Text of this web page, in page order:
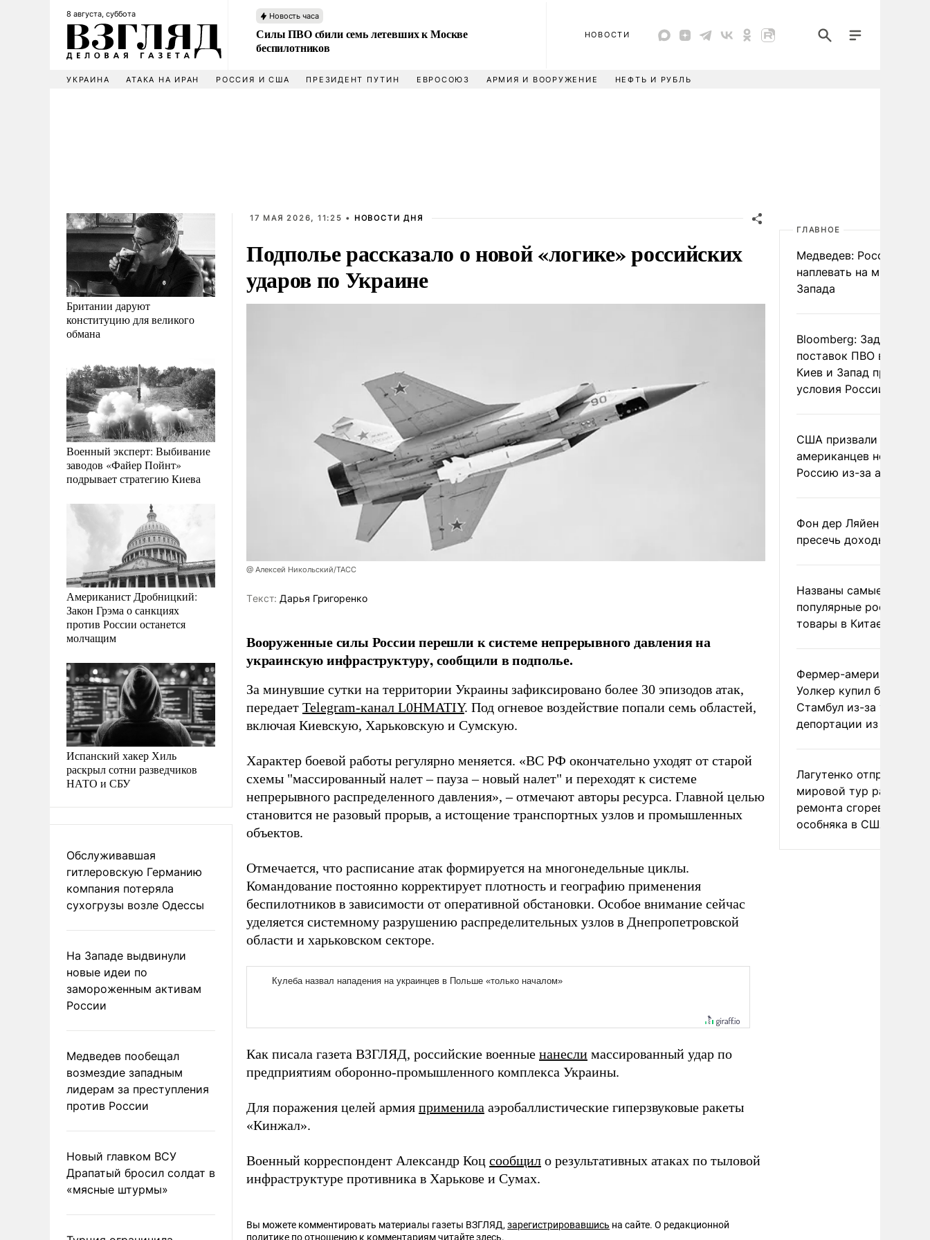
8 августа, суббота Новость часа
Силы ПВО сбили семь летевших к Москве
беспилотников
НОВОСТИ
УКРАИНА АТАКА НА ИРАН РОССИЯ И США ПРЕЗИДЕНТ ПУТИН ЕВРОСОЮЗ АРМИЯ И ВООРУЖЕНИЕ НЕФТЬ И РУБЛЬ
Британии даруют
конституцию для великого
обмана
Военный эксперт: Выбивание
заводов «Файер Пойнт»
подрывает стратегию Киева
Американист Дробницкий:
Закон Грэма о санкциях
против России останется
молчащим
Испанский хакер Хиль
раскрыл сотни разведчиков
НАТО и СБУ
Обслуживавшая
гитлеровскую Германию
компания потеряла
сухогрузы возле Одессы
На Западе выдвинули
новые идеи по
замороженным активам
России
Медведев пообещал
возмездие западным
лидерам за преступления
против России
Новый главком ВСУ
Драпатый бросил солдат в
«мясные штурмы»
17 МАЯ 2026, 11:25 • НОВОСТИ ДНЯ
Подполье рассказало о новой «логике» российских
ударов по Украине
@ Алексей Никольский/ТАСС
Tекст: Дарья Григоренко
Вооруженные силы России перешли к системе непрерывного давления на
украинскую инфраструктуру, сообщили в подполье.
За минувшие сутки на территории Украины зафиксировано более 30 эпизодов атак,
передает Telegram-канал L0HMATIY. Под огневое воздействие попали семь областей,
включая Киевскую, Харьковскую и Сумскую.
Характер боевой работы регулярно меняется. «ВС РФ окончательно уходят от старой
схемы "массированный налет – пауза – новый налет" и переходят к системе
непрерывного распределенного давления», – отмечают авторы ресурса. Главной целью
становится не разовый прорыв, а истощение транспортных узлов и промышленных
объектов.
Отмечается, что расписание атак формируется на многонедельные циклы.
Командование постоянно корректирует плотность и географию применения
беспилотников в зависимости от оперативной обстановки. Особое внимание сейчас
уделяется системному разрушению распределительных узлов в Днепропетровской
области и харьковском секторе.
Как писала газета ВЗГЛЯД, российские военные нанесли массированный удар по
предприятиям оборонно-промышленного комплекса Украины.
Для поражения целей армия применила аэробаллистические гиперзвуковые ракеты
«Кинжал».
Военный корреспондент Александр Коц сообщил о результативных атаках по тыловой
инфраструктуре противника в Харькове и Сумах.
Вы можете комментировать материалы газеты ВЗГЛЯД,зарегистрировавшись на сайте. О редакционной
политике по отношению к комментариям читайтездесь.
ГЛАВНОЕ
Медведев: России
наплевать на мнение
Запада
Bloomberg: Задержка
поставок ПВО вынудит
Киев и Запад принять
условия России
США призвали
американцев не
Россию из-за атак ВСУ
Фон дер Ляйен
пресечь доходы России
Названы самые
популярные российские
товары в Китае
Фермер-американец
Уолкер купил билет в
Стамбул из-за угрозы
депортации из России
Лагутенко отправился в
мировой тур ради
ремонта сгоревшего
особняка в США